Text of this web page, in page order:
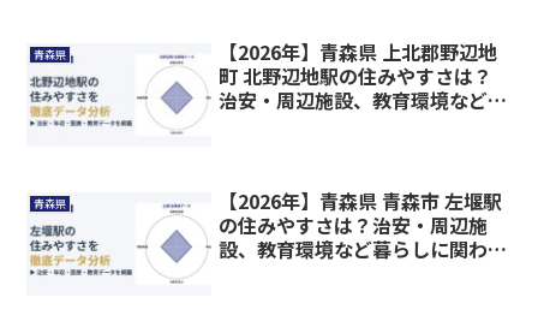
青森県
【2026年】青森県 上北郡野辺地
町 北野辺地駅の住みやすさは？
治安・周辺施設、教育環境など暮
青森県
【2026年】青森県 青森市 左堰駅
の住みやすさは？治安・周辺施
設、教育環境など暮らしに関わる